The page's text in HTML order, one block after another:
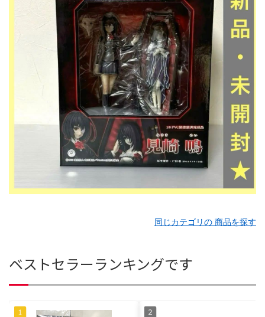
同じカテゴリの 商品を探す
ベストセラーランキングです